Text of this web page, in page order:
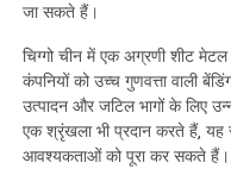
जा सकते हैं।
चिग्गो चीन में एक अग्रणी शीट मेटल
कंपनियों को उच्च गुणवत्ता वाली
उत्पादन और जटिल भागों के लिए
एक श्रृंखला भी प्रदान करते हैं, यह
आवश्यकताओं को पूरा कर सकते